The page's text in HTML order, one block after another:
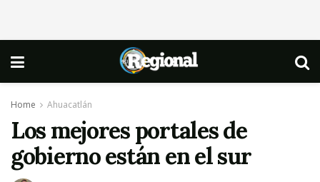
Home Ahuacatlán
Los mejores portales de
gobierno están en el sur